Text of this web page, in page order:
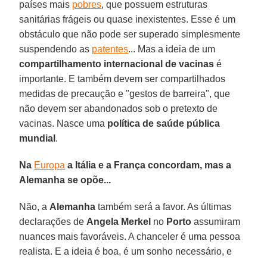
países mais pobres, que possuem estruturas
sanitárias frágeis ou quase inexistentes. Esse é um
obstáculo que não pode ser superado simplesmente
suspendendo as patentes... Mas a ideia de um
compartilhamento internacional de vacinas é
importante. E também devem ser compartilhados
medidas de precaução e "gestos de barreira", que
não devem ser abandonados sob o pretexto de
vacinas. Nasce uma política de saúde pública
mundial .
Na Europa a Itália e a França concordam, mas a
Alemanha se opõe...
Não, a Alemanha também será a favor. As últimas
declarações de Angela Merkel no Porto assumiram
nuances mais favoráveis. A chanceler é uma pessoa
realista. E a ideia é boa, é um sonho necessário, e